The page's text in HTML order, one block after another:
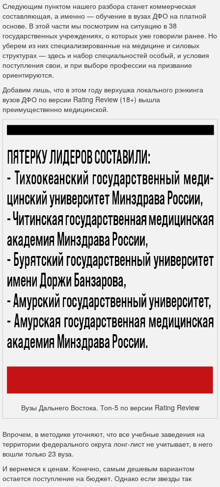
Следующим пунктом нашего разбора станет коммерческая
составляющая, а именно — обучение в вузах ДФО на платной
основе. В этой части мы посмотрим на ситуацию в 38
государственных учреждениях, о которых уже говорили ранее. Но
уберем из них специализированные на медицине и силовых
структурах — здесь и набор специальностей особый, и условия
поступления свои, и при выборе профессии на призвание
ориентируются.
Добавим лишь, что в этом году верхушка локального рэнкинга
вузов ДФО по версии Rating Review (18+) вышла
преимущественно медицинской.
Вузы Дальнего Востока. Топ-5 по версии Rating Review
Впрочем, в методике уточняют, что все учебные заведения на
территории федерального округа лонг-лист не учитывает, в него
вошли только 23 вуза.
И вернемся к ценам. Конечно, самым дешевым вариантом
остается поступление на бюджет. Однако если звезды так